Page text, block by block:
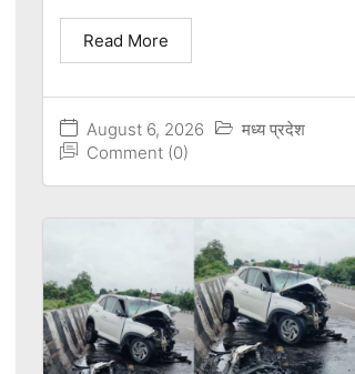
August 6, 2026
मध्य प्रदेश
Comment (0)
Read More